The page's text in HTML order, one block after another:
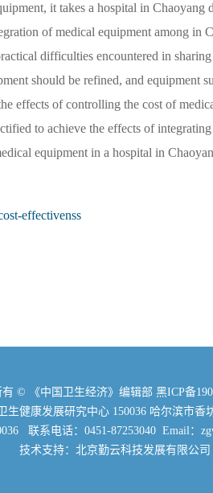
it takes a hospital in Chaoyang
of medical equipment among in
difficulties encountered in
should be refined, and equipment
effects of controlling the cost of
to achieve the effects of integrating
equipment in a hospital in
effectivenss
有 © 《中国卫生经济》编辑部 黑ICP备
生健康发展研究中心 150036 哈尔滨市香
联系电话：0451-87253040 Email：
技术支持：北京勤云科技发展有限公司